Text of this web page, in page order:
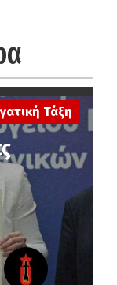
Τάξη